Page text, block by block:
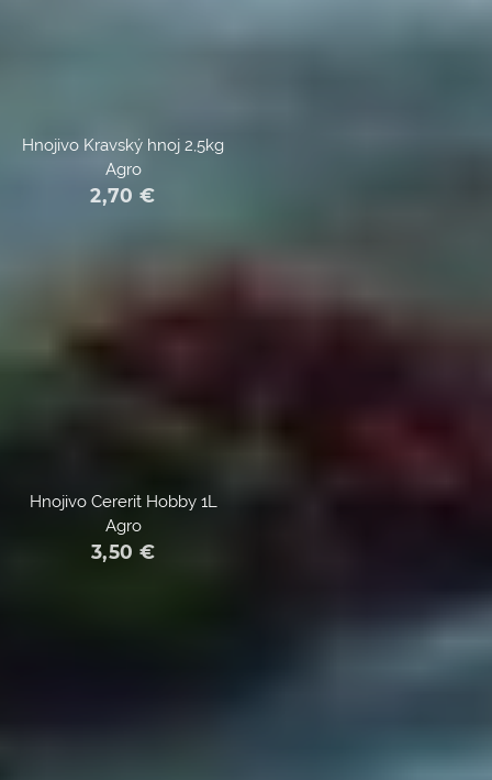
Hnojivo Kravský hnoj 2,5kg
Agro
2,70 €
Hnojivo Cererit Hobby 1L
Agro
3,50 €